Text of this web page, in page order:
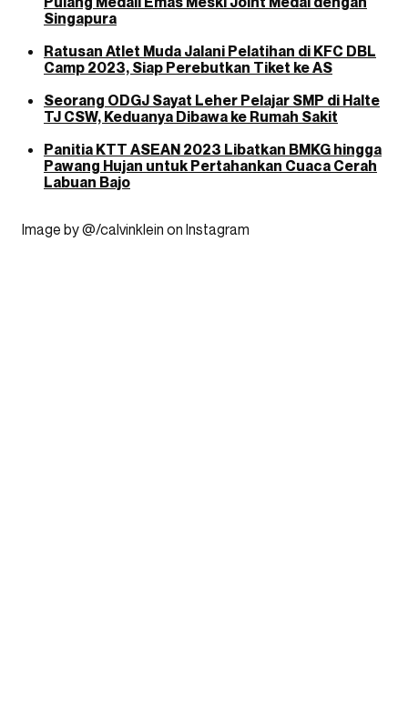
Singapura
Ratusan Atlet Muda Jalani Pelatihan di KFC DBL
Camp 2023, Siap Perebutkan Tiket ke AS
Seorang ODGJ Sayat Leher Pelajar SMP di Halte
TJ CSW, Keduanya Dibawa ke Rumah Sakit
Panitia KTT ASEAN 2023 Libatkan BMKG hingga
Pawang Hujan untuk Pertahankan Cuaca Cerah
Labuan Bajo
Image by @/calvinklein on Instagram